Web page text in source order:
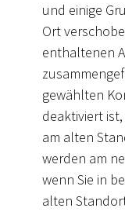
und einige
Ort
enthaltenen
gewählten
deaktiviert
am alten
werden am
wenn Sie in
alten